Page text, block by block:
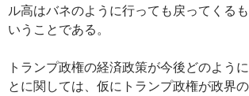
ル高はバネのように行っても戻ってくる
いうことである。
トランプ政権の経済政策が今後どのよう
とに関しては、仮にトランプ政権が政界